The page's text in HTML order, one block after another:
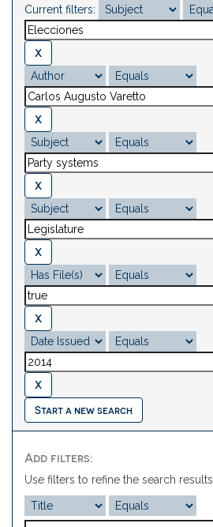
Current filters:
Start a new search
Add filters:
Use filters to refine the search results.